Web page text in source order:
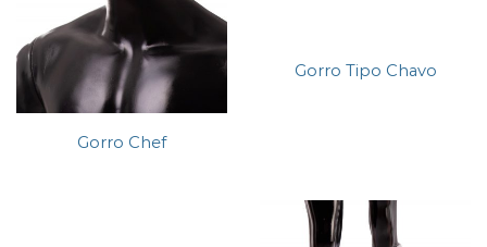
Gorro Chef
Gorro Tipo Chavo